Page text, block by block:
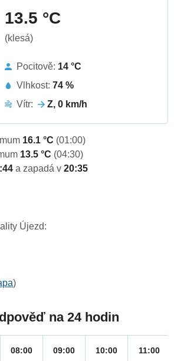
13.5 °C
(klesá)
Pocitově: 14 °C
Vlhkost: 74 %
Vítr:
Z, 0 km/h
16.1 °C (01:00)
13.5 °C (04:30)
a zapadá v 20:35
Újezd:
)
na 24 hodin
08:00 09:00 10:00 11:00